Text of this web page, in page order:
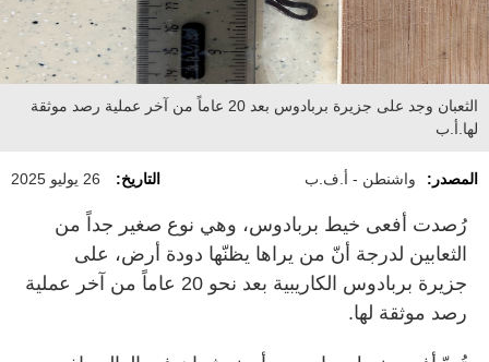
الثعبان وجد على جزيرة بربادوس بعد 20 عاماً من آخر عملية رصد موثقة
لها.أ.ب
المصدر: واشنطن - أ.ف.ب التاريخ: 26 يوليو 2025
رُصدت أفعى خيط بربادوس، وهي نوع صغير جداً من
الثعابين لدرجة أنّ من يراها يظنّها دودة أرض، على
جزيرة بربادوس الكاريبية بعد نحو 20 عاماً من آخر عملية
رصد موثقة لها.